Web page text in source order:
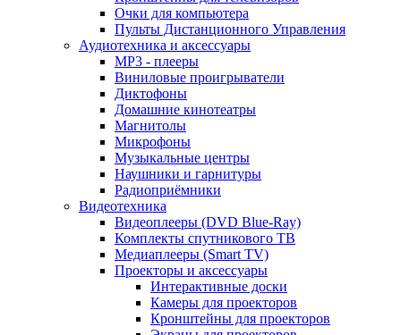
Очки для компьютера
Пульты Дистанционного Управления
Аудиотехника и аксессуары
MP3 - плееры
Виниловые проигрыватели
Диктофоны
Домашние кинотеатры
Магнитолы
Микрофоны
Музыкальные центры
Наушники и гарнитуры
Радиоприёмники
Видеотехника
Видеоплееры (DVD Blue-Ray)
Комплекты спутникового ТВ
Медиаплееры (Smart TV)
Проекторы и аксессуары
Интерактивные доски
Камеры для проекторов
Кронштейны для проекторов